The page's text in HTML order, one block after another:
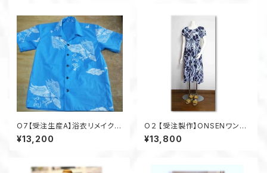
O7【受注生産A】浴衣リメイクア
ロハシャツレギュラーオーダー
¥13,200
O２ 【受注製作】ONSENワンピ
ース 浴衣・着物リメイク 脱
着簡単 ゴム入り リラック
¥13,800